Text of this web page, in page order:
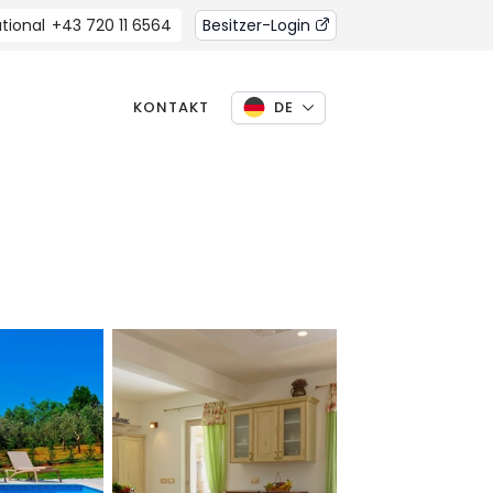
+43 720 11 6564 Besitzer-Login
KONTAKT DE